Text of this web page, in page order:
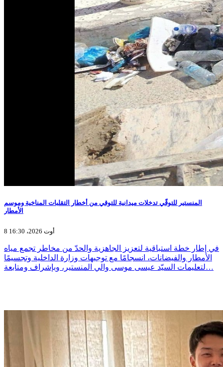
المنستير للتوقّي تدخلات ميدانية للتوقي من أخطار التقلبات المناخية وموسم
الأمطار
8 أوت 2026، 16:30
في إطار خطة استباقية لتعزيز الجاهزية والحدّ من مخاطر تجمع مياه
الأمطار والفيضانات، انسجامًا مع توجيهات وزارة الداخلية وتجسيمًا
لتعليمات السيّد عيسى موسى والي المنستير، وبإشراف ومتابعة…